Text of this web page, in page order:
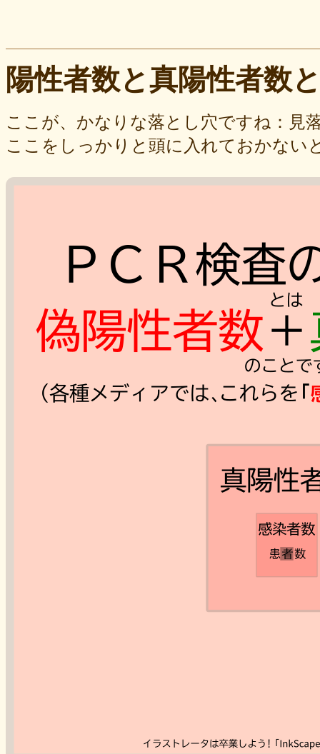
陽性者数と真陽性者数
ここが、かなりな落とし穴ですね：見
ここをしっかりと頭に入れておかない